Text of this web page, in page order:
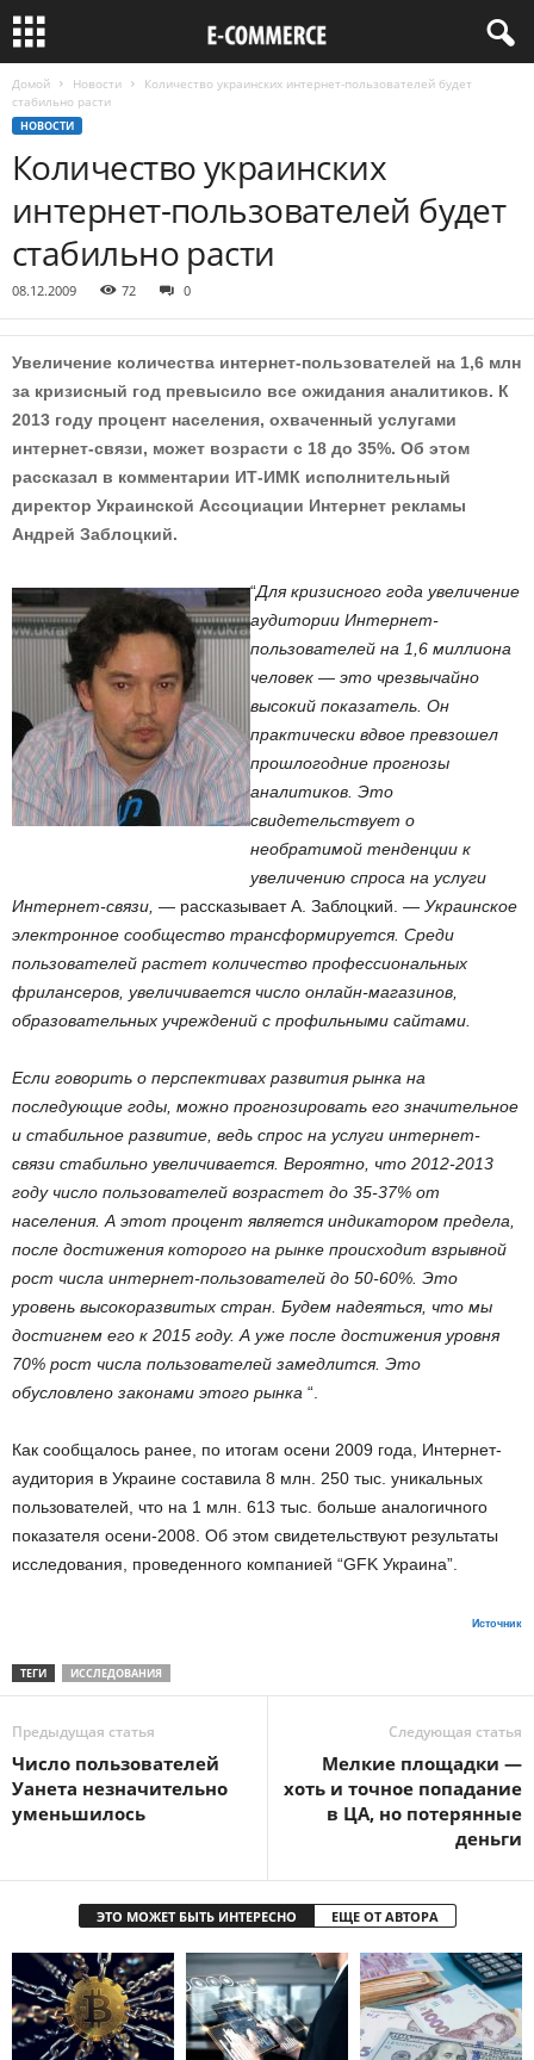
Домой Новости
Количество украинских интернет-пользователей будет
стабильно расти
НОВОСТИ
Количество украинских
интернет-пользователей будет
стабильно расти
08.12.2009 72 0
Увеличение количества интернет-пользователей на 1,6 млн
за кризисный год превысило все ожидания аналитиков. К
2013 году процент населения, охваченный услугами
интернет-связи, может возрасти с 18 до 35%. Об этом
рассказал в комментарии ИТ-ИМК исполнительный
директор Украинской Ассоциации Интернет рекламы
Андрей Заблоцкий.
“Для кризисного года увеличение
аудитории Интернет-
пользователей на 1,6 миллиона
человек — это чрезвычайно
высокий показатель. Он
практически вдвое превзошел
прошлогодние прогнозы
аналитиков. Это
свидетельствует о
необратимой тенденции к
увеличению спроса на услуги
Интернет-связи, — рассказывает А. Заблоцкий. — Украинское
электронное сообщество трансформируется. Среди
пользователей растет количество профессиональных
фрилансеров, увеличивается число онлайн-магазинов,
образовательных учреждений с профильными сайтами.
Если говорить о перспективах развития рынка на
последующие годы, можно прогнозировать его значительное
и стабильное развитие, ведь спрос на услуги интернет-
связи стабильно увеличивается. Вероятно, что 2012-2013
году число пользователей возрастет до 35-37% от
населения. А этот процент является индикатором предела,
после достижения которого на рынке происходит взрывной
рост числа интернет-пользователей до 50-60%. Это
уровень высокоразвитых стран. Будем надеяться, что мы
достигнем его к 2015 году. А уже после достижения уровня
70% рост числа пользователей замедлится. Это
обусловлено законами этого рынка “.
Как сообщалось ранее, по итогам осени 2009 года, Интернет-
аудитория в Украине составила 8 млн. 250 тыс. уникальных
пользователей, что на 1 млн. 613 тыс. больше аналогичного
показателя осени-2008. Об этом свидетельствуют результаты
исследования, проведенного компанией “GFK Украина”.
Источник
ТЕГИ ИССЛЕДОВАНИЯ
Предыдущая статья
Число пользователей
Уанета незначительно
уменьшилось
Следующая статья
Мелкие площадки —
хоть и точное попадание
в ЦА, но потерянные
деньги
ЭТО МОЖЕТ БЫТЬ ИНТЕРЕСНО ЕЩЕ ОТ АВТОРА